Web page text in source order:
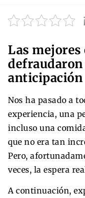
Las
defraudaron
anticipación
Nos ha pasado a
experiencia, una
incluso una
que no era tan
Pero,
veces, la espera
A continuación,